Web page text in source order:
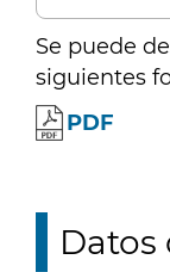
Se puede
siguientes
PDF
Datos